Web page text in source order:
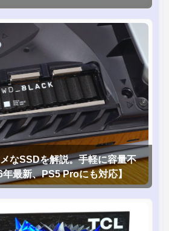
なSSDを解説。手軽に容量不
最新、PS5 Proにも対応】